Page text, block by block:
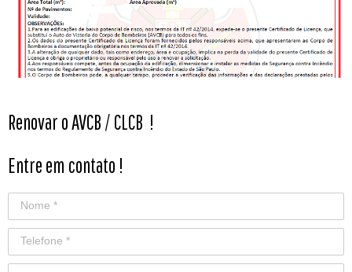
Renovar o AVCB / CLCB !
Entre em contato !